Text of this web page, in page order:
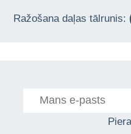
Ražošana daļas tālrunis: